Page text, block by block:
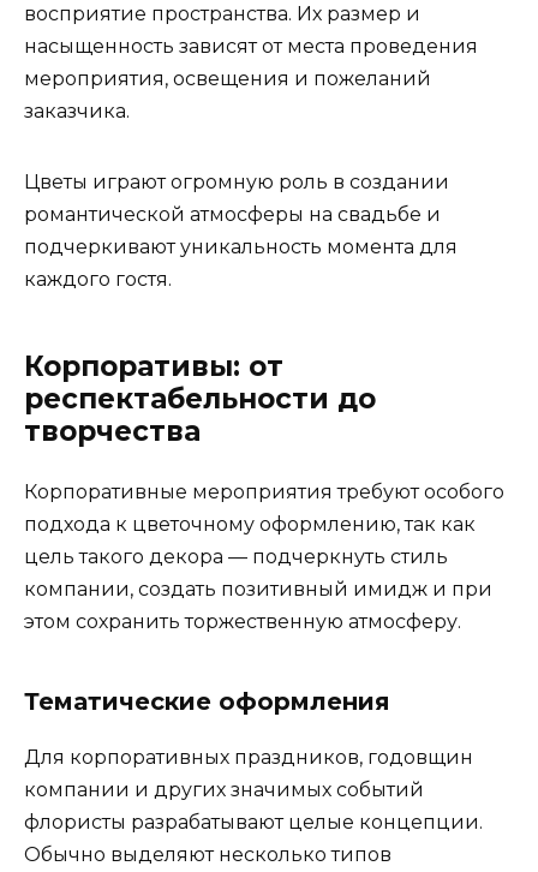
восприятие пространства. Их размер и
насыщенность зависят от места проведения
мероприятия, освещения и пожеланий
заказчика.
Цветы играют огромную роль в создании
романтической атмосферы на свадьбе и
подчеркивают уникальность момента для
каждого гостя.
Корпоративы: от
респектабельности до
творчества
Корпоративные мероприятия требуют особого
подхода к цветочному оформлению, так как
цель такого декора — подчеркнуть стиль
компании, создать позитивный имидж и при
этом сохранить торжественную атмосферу.
Тематические оформления
Для корпоративных праздников, годовщин
компании и других значимых событий
флористы разрабатывают целые концепции.
Обычно выделяют несколько типов